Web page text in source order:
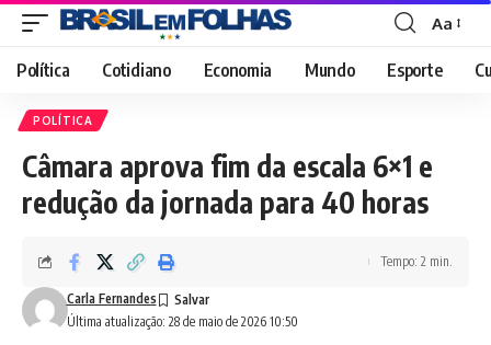
Font
Resizer
Aa
Política Cotidiano Economia Mundo Esporte
POLÍTICA
Câmara aprova fim da escala 6×1 e
redução da jornada para 40 horas
Última atualização: 28 de maio de 2026 10:50
Carla Fernandes
Tempo: 2 min.